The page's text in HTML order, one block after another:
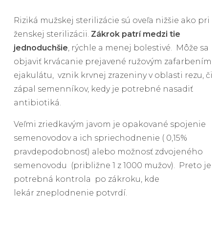
Riziká mužskej sterilizácie sú oveľa nižšie ako pri
ženskej sterilizácii. Zákrok patrí medzi tie
jednoduchšie, rýchle a menej bolestivé. Môže sa
objaviť krvácanie prejavené ružovým zafarbením
ejakulátu, vznik krvnej zrazeniny v oblasti rezu, či
zápal semenníkov, kedy je potrebné nasadiť
antibiotiká.
Veľmi zriedkavým javom je opakované spojenie
semenovodov a ich spriechodnenie ( 0,15%
pravdepodobnosť) alebo možnosť zdvojeného
semenovodu (približne 1 z 1000 mužov). Preto je
potrebná kontrola po zákroku, kde
lekár zneplodnenie potvrdí.